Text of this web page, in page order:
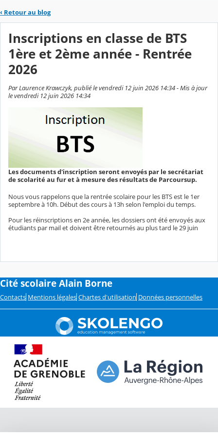
‹ Retour au blog
Inscriptions en classe de BTS
1ère et 2ème année - Rentrée
2026
Par Laurence Krawczyk, publié le vendredi 12 juin 2026 14:34 - Mis à jour
le vendredi 12 juin 2026 14:34
Les documents d'inscription seront envoyés par le secrétariat
de scolarité au fur et à mesure des résultats de Parcoursup.
Nous vous rappelons que la rentrée scolaire pour les BTS est le 1er
septembre à 10h. Début des cours à 13h selon l'emploi du temps.
Pour les réinscriptions en 2e année, les dossiers ont été envoyés aux
étudiants par mail et doivent être retournés au plus tard le 29 juin
Cité scolaire Alain Borne
Contacts Mentions légales Chartes d'utilisation Données personnelles